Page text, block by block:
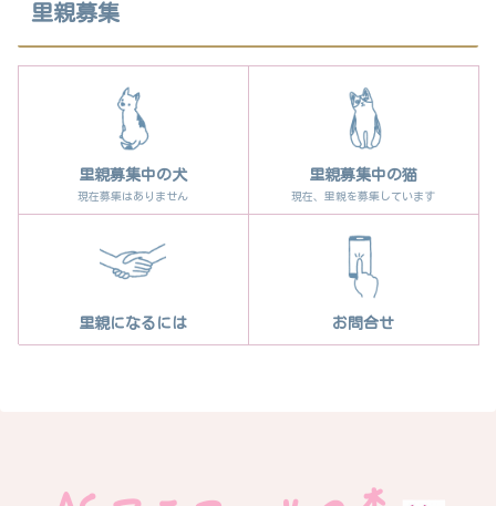
里親募集
里親募集中の犬
現在募集はありません
里親募集中の猫
現在、里親を募集しています
里親になるには お問合せ